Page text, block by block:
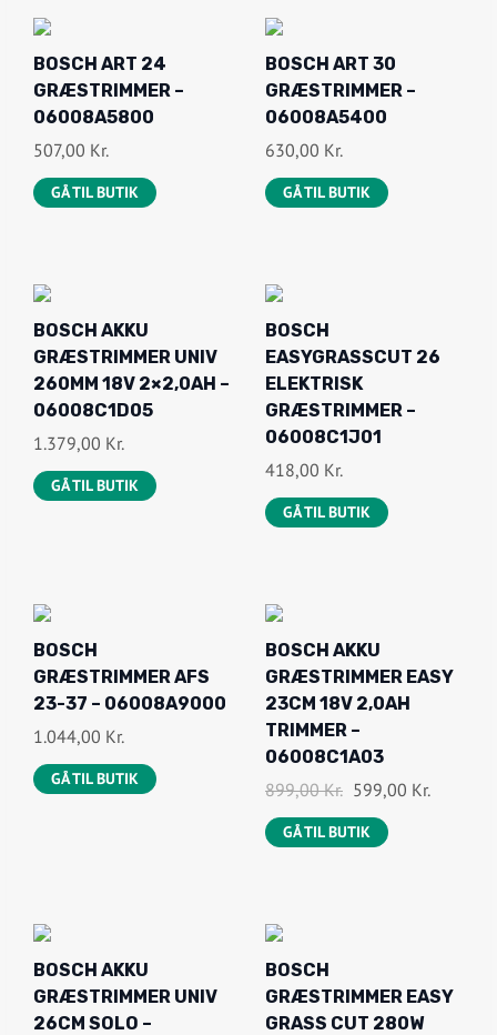
BOSCH ART 24
GRÆSTRIMMER –
06008A5800
507,00 Kr.
GÅ TIL BUTIK
BOSCH ART 30
GRÆSTRIMMER –
06008A5400
630,00 Kr.
GÅ TIL BUTIK
BOSCH AKKU
GRÆSTRIMMER UNIV
260MM 18V 2×2,0AH –
06008C1D05
1.379,00 Kr.
GÅ TIL BUTIK
BOSCH
EASYGRASSCUT 26
ELEKTRISK
GRÆSTRIMMER –
06008C1J01
418,00 Kr.
GÅ TIL BUTIK
BOSCH
GRÆSTRIMMER AFS
23-37 – 06008A9000
1.044,00 Kr.
GÅ TIL BUTIK
BOSCH AKKU
GRÆSTRIMMER EASY
23CM 18V 2,0AH
TRIMMER –
06008C1A03
899,00Kr. D
E
N
N
D
599,00 Kr.
E
GÅ TIL BUTIK
BOSCH AKKU
GRÆSTRIMMER UNIV
26CM SOLO –
BOSCH
GRÆSTRIMMER EASY
GRASS CUT 280W